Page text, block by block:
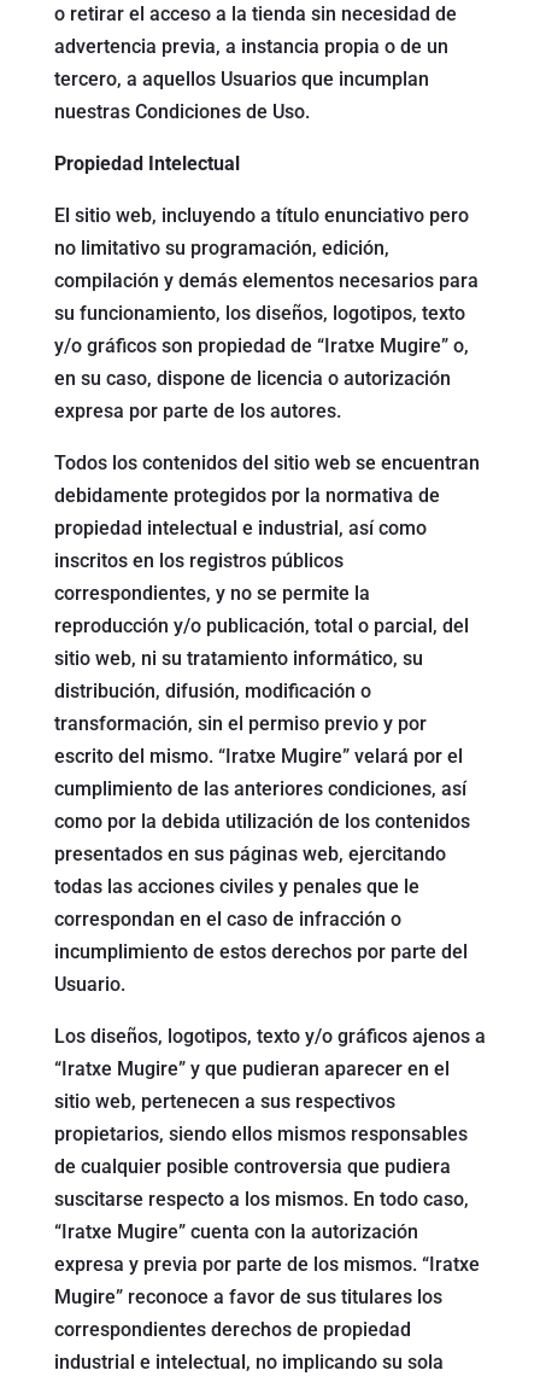
o retirar el acceso a la tienda sin necesidad de
advertencia previa, a instancia propia o de un
tercero, a aquellos Usuarios que incumplan
nuestras Condiciones de Uso.
Propiedad Intelectual
El sitio web, incluyendo a título enunciativo pero
no limitativo su programación, edición,
compilación y demás elementos necesarios para
su funcionamiento, los diseños, logotipos, texto
y/o gráficos son propiedad de “Iratxe Mugire” o,
en su caso, dispone de licencia o autorización
expresa por parte de los autores.
Todos los contenidos del sitio web se encuentran
debidamente protegidos por la normativa de
propiedad intelectual e industrial, así como
inscritos en los registros públicos
correspondientes, y no se permite la
reproducción y/o publicación, total o parcial, del
sitio web, ni su tratamiento informático, su
distribución, difusión, modificación o
transformación, sin el permiso previo y por
escrito del mismo. “Iratxe Mugire” velará por el
cumplimiento de las anteriores condiciones, así
como por la debida utilización de los contenidos
presentados en sus páginas web, ejercitando
todas las acciones civiles y penales que le
correspondan en el caso de infracción o
incumplimiento de estos derechos por parte del
Usuario.
Los diseños, logotipos, texto y/o gráficos ajenos a
“Iratxe Mugire” y que pudieran aparecer en el
sitio web, pertenecen a sus respectivos
propietarios, siendo ellos mismos responsables
de cualquier posible controversia que pudiera
suscitarse respecto a los mismos. En todo caso,
“Iratxe Mugire” cuenta con la autorización
expresa y previa por parte de los mismos. “Iratxe
Mugire” reconoce a favor de sus titulares los
correspondientes derechos de propiedad
industrial e intelectual, no implicando su sola